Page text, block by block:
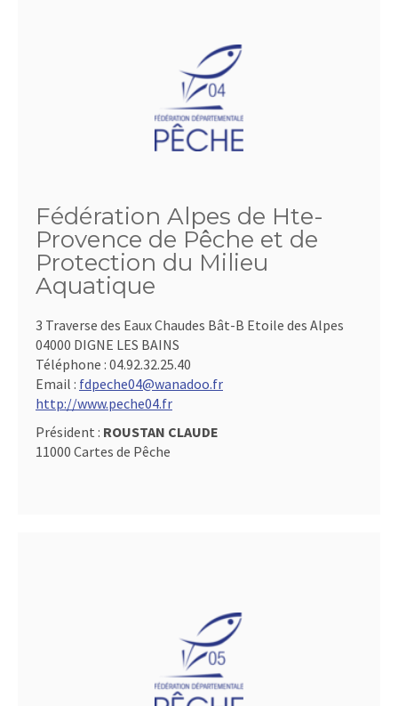
Fédération Alpes de Hte-
Provence de Pêche et de
Protection du Milieu
Aquatique
3 Traverse des Eaux Chaudes Bât-B Etoile des Alpes
04000 DIGNE LES BAINS
Téléphone : 04.92.32.25.40
Email : fdpeche04@wanadoo.fr
http://www.peche04.fr
Président : ROUSTAN CLAUDE
11000 Cartes de Pêche